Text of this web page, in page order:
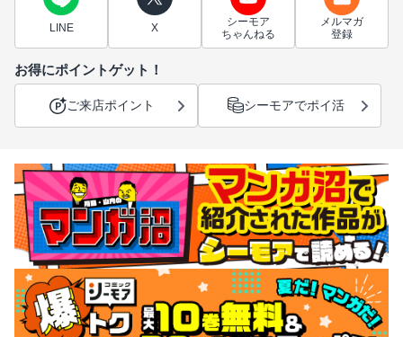
LINE X
シーモア
ちゃんねる
メルマガ
登録
お得にポイントゲット！
ご来店ポイント シーモアでポイ活